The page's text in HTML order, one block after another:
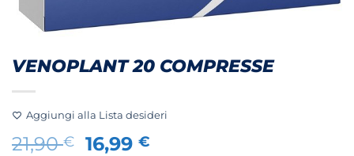
VENOPLANT 20 COMPRESSE
Aggiungi alla Lista desideri
21,90€
Il
16,99€